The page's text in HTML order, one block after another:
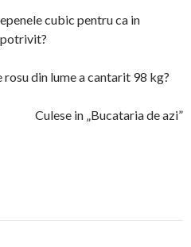
cubic pentru ca in
potrivit?
din lume a cantarit 98 kg?
Culese in „Bucataria de azi”